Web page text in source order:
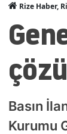
Rize Haber,
Basın
Kurumu